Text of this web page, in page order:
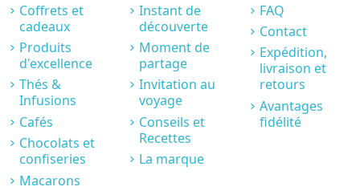
Coffrets et
cadeaux
Produits
d'excellence
Thés &
Infusions
Cafés
Chocolats et
confiseries
Macarons
Instant de
découverte
Moment de
partage
Invitation au
voyage
Conseils et
Recettes
La marque
FAQ
Contact
Expédition,
livraison et
retours
Avantages
fidélité